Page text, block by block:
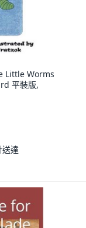
Little Worms
平裝版,
送達